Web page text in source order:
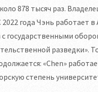
878 тысяч раз.
2022 года Чэнь работает
государственными
разведки».
«Chen»
степень